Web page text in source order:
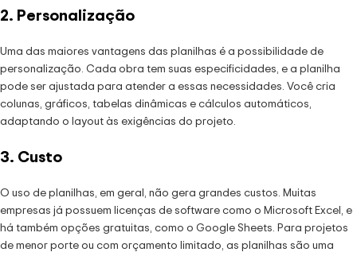
2. Personalização
Uma das maiores vantagens das planilhas é a possibilidade de
personalização. Cada obra tem suas especificidades, e a planilha
pode ser ajustada para atender a essas necessidades. Você cria
colunas, gráficos, tabelas dinâmicas e cálculos automáticos,
adaptando o layout às exigências do projeto.
3. Custo
O uso de planilhas, em geral, não gera grandes custos. Muitas
empresas já possuem licenças de software como o Microsoft Excel, e
há também opções gratuitas, como o Google Sheets. Para projetos
de menor porte ou com orçamento limitado, as planilhas são uma